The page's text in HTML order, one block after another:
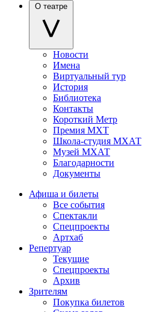
О театре
Новости
Имена
Виртуальный тур
История
Библиотека
Контакты
Короткий Метр
Премия МХТ
Школа-студия МХАТ
Музей МХАТ
Благодарности
Документы
Афиша и билеты
Все события
Спектакли
Спецпроекты
Артхаб
Репертуар
Текущие
Спецпроекты
Архив
Зрителям
Покупка билетов